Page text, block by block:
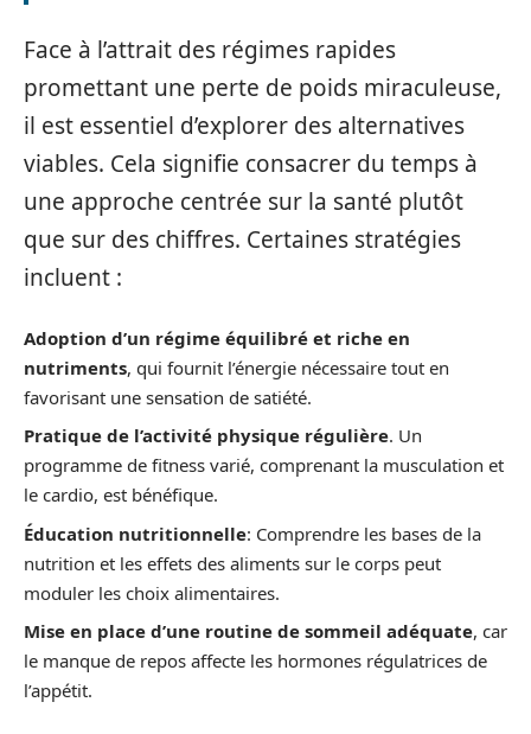
Face à l’attrait des régimes rapides
promettant une perte de poids miraculeuse,
il est essentiel d’explorer des alternatives
viables. Cela signifie consacrer du temps à
une approche centrée sur la santé plutôt
que sur des chiffres. Certaines stratégies
incluent :
Adoption d’un régime équilibré et riche en
nutriments, qui fournit l’énergie nécessaire tout en
favorisant une sensation de satiété.
Pratique de l’activité physique régulière. Un
programme de fitness varié, comprenant la musculation et
le cardio, est bénéfique.
Éducation nutritionnelle: Comprendre les bases de la
nutrition et les effets des aliments sur le corps peut
moduler les choix alimentaires.
Mise en place d’une routine de sommeil adéquate, car
le manque de repos affecte les hormones régulatrices de
l’appétit.